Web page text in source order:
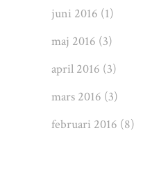
juni 2016 (1)
maj 2016 (3)
april 2016 (3)
mars 2016 (3)
februari 2016 (8)